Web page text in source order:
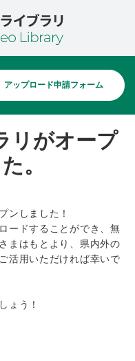
アップロード申請フォーム
リがオープ
。
ンしました！
ードすることができ、無
まはもとより、県内外の
活用いただければ幸いで
ょう！